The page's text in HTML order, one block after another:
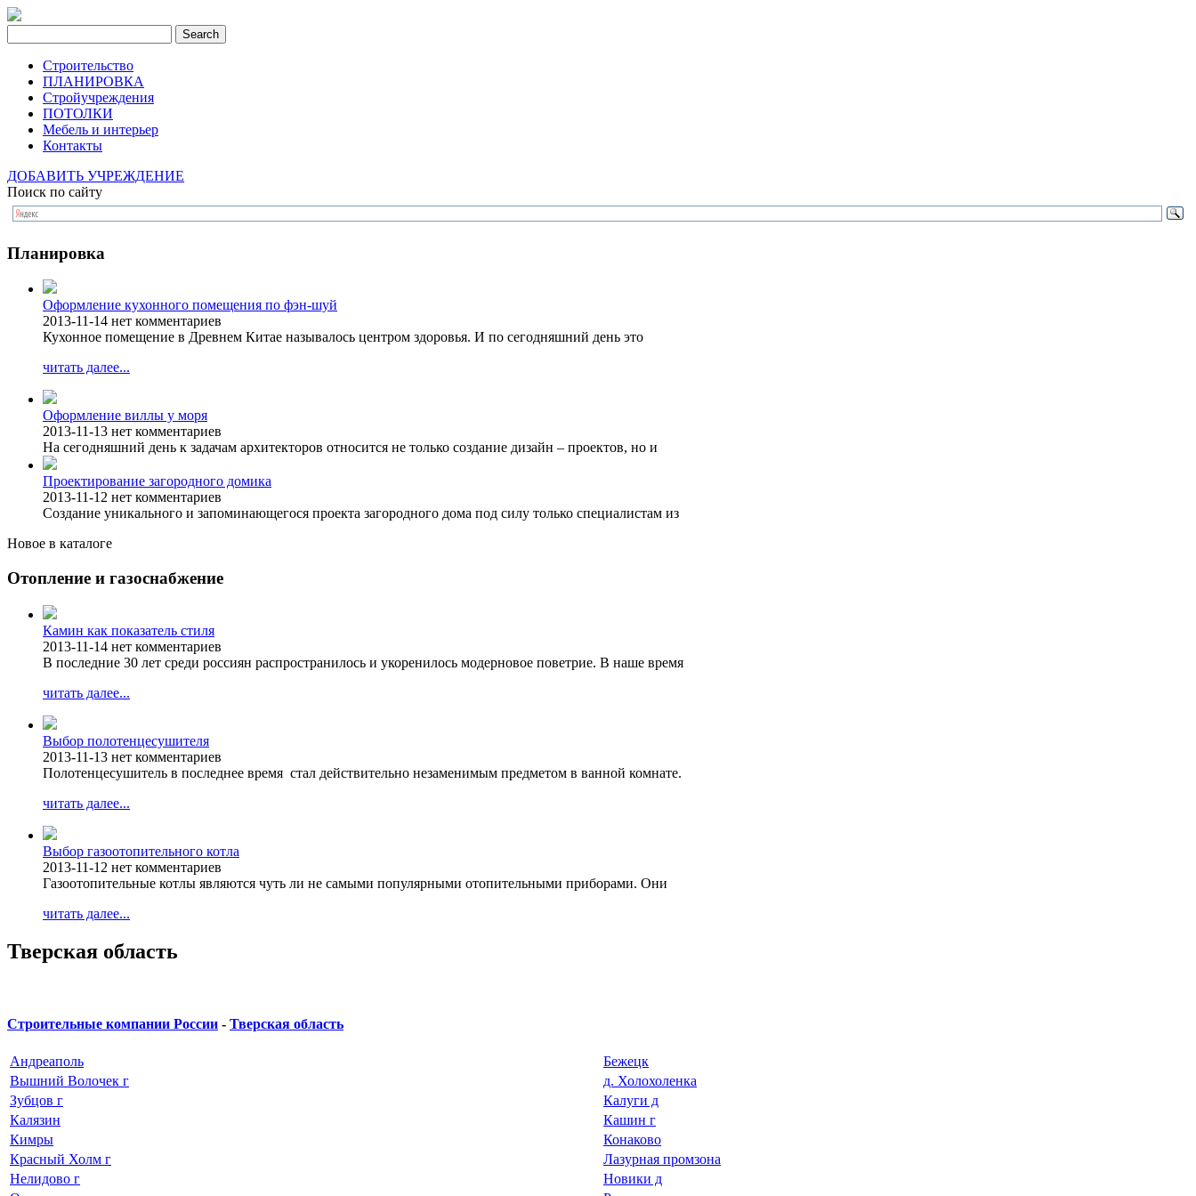
Строительство
ПЛАНИРОВКА
Стройучреждения
ПОТОЛКИ
Мебель и интерьер
Контакты
ДОБАВИТЬ УЧРЕЖДЕНИЕ
Поиск по сайту
Планировка
Оформление кухонного помещения по фэн-шуй
2013-11-14 нет комментариев
Кухонное помещение в Древнем Китае называлось центром здоровья. И по сегодняшний день это
читать далее...
Оформление виллы у моря
2013-11-13 нет комментариев
На сегодняшний день к задачам архитекторов относится не только создание дизайн – проектов, но и
Проектирование загородного домика
2013-11-12 нет комментариев
Создание уникального и запоминающегося проекта загородного дома под силу только специалистам из
Новое в каталоге
Отопление и газоснабжение
Камин как показатель стиля
2013-11-14 нет комментариев
В последние 30 лет среди россиян распространилось и укоренилось модерновое поветрие. В наше время
читать далее...
Выбор полотенцесушителя
2013-11-13 нет комментариев
Полотенцесушитель в последнее время стал действительно незаменимым предметом в ванной комнате.
читать далее...
Выбор газоотопительного котла
2013-11-12 нет комментариев
Газоотопительные котлы являются чуть ли не самыми популярными отопительными приборами. Они
читать далее...
Тверская область
Строительные компании России - Тверская область
Андреаполь
Бежецк
Вышний Волочек г
д. Холохоленка
Зубцов г
Калуги д
Калязин
Кашин г
Кимры
Конаково
Красный Холм г
Лазурная промзона
Нелидово г
Новики д